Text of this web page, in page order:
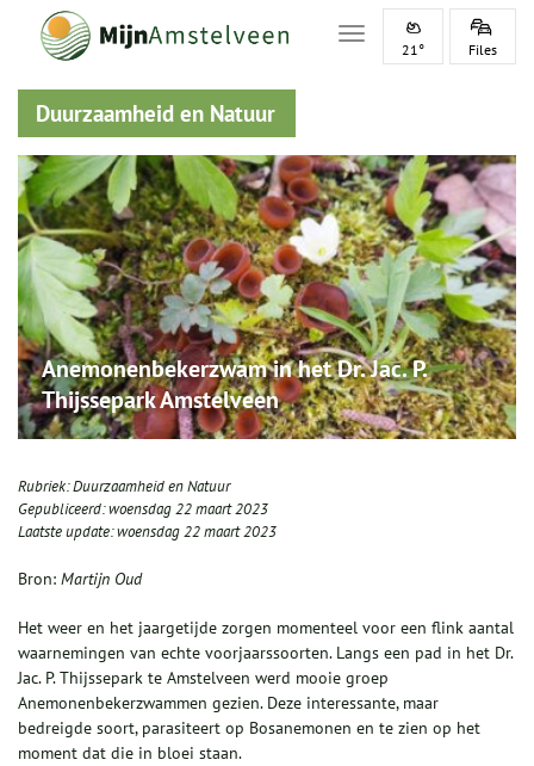
Toggle navigation
21° Files
Duurzaamheid en Natuur
Anemonenbekerzwam in het Dr. Jac. P.
Thijssepark Amstelveen
Rubriek:Duurzaamheid en Natuur
Gepubliceerd:woensdag 22 maart 2023
Laatste update:woensdag 22 maart 2023
Bron: Martijn Oud
Het weer en het jaargetijde zorgen momenteel voor een flink aantal
waarnemingen van echte voorjaarssoorten. Langs een pad in het Dr.
Jac. P. Thijssepark te Amstelveen werd mooie groep
Anemonenbekerzwammen gezien. Deze interessante, maar
bedreigde soort, parasiteert op Bosanemonen en te zien op het
moment dat die in bloei staan.